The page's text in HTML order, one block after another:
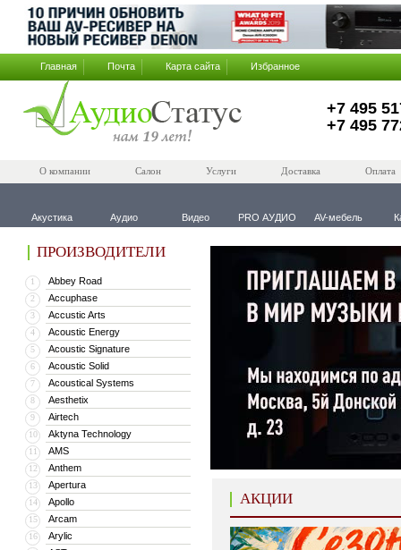
Главная Почта Карта сайта Избранное
+7 495
+7 495
О компании Салон Услуги Доставка Оплата
Акустика Аудио Видео PRO АУДИО AV-мебель
ПРОИЗВОДИТЕЛИ
1 Abbey Road
2 Accuphase
3 Accustic Arts
4 Acoustic Energy
5 Acoustic Signature
6 Acoustic Solid
7 Acoustical Systems
8 Aesthetix
9 Airtech
10 Aktyna Technology
11 AMS
12 Anthem
13 Apertura
14 Apollo
15 Arcam
16 Arylic
АКЦИИ